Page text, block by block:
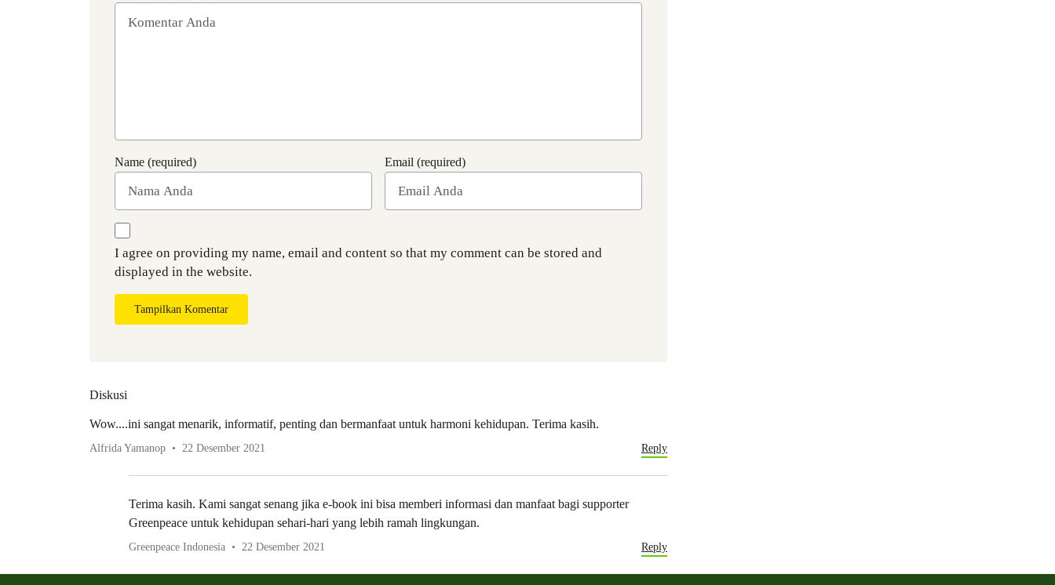
Name (required) Email (required)
I agree on providing my name, email and content so that my comment can be stored and
displayed in the website.
Tampilkan Komentar
Diskusi
Wow....ini sangat menarik, informatif, penting dan bermanfaat untuk harmoni kehidupan. Terima kasih.
Alfrida Yamanop 22 Desember 2021 Reply
Terima kasih. Kami sangat senang jika e-book ini bisa memberi informasi dan manfaat bagi supporter
Greenpeace untuk kehidupan sehari-hari yang lebih ramah lingkungan.
Greenpeace Indonesia 22 Desember 2021 Reply